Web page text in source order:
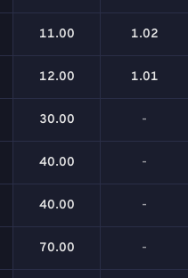
11.00 1.02
12.00 1.01
30.00 -
40.00 -
40.00 -
70.00 -